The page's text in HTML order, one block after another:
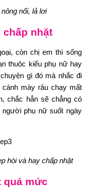
nổi, lả lơi
chấp nhặt
còn chị em thì sống
thuộc kiểu phụ nữ hay
gì đó mà nhắc đi
mày râu chạy mất
chắc hẳn sẽ chẳng có
người phụ nữ suốt ngày
hòi và hay chấp nhặt
quá mức